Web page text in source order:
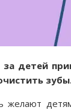
детей